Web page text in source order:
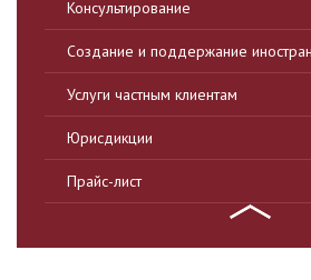
Консультирование
Создание и поддержание
Услуги частным клиентам
Юрисдикции
Прайс-лист